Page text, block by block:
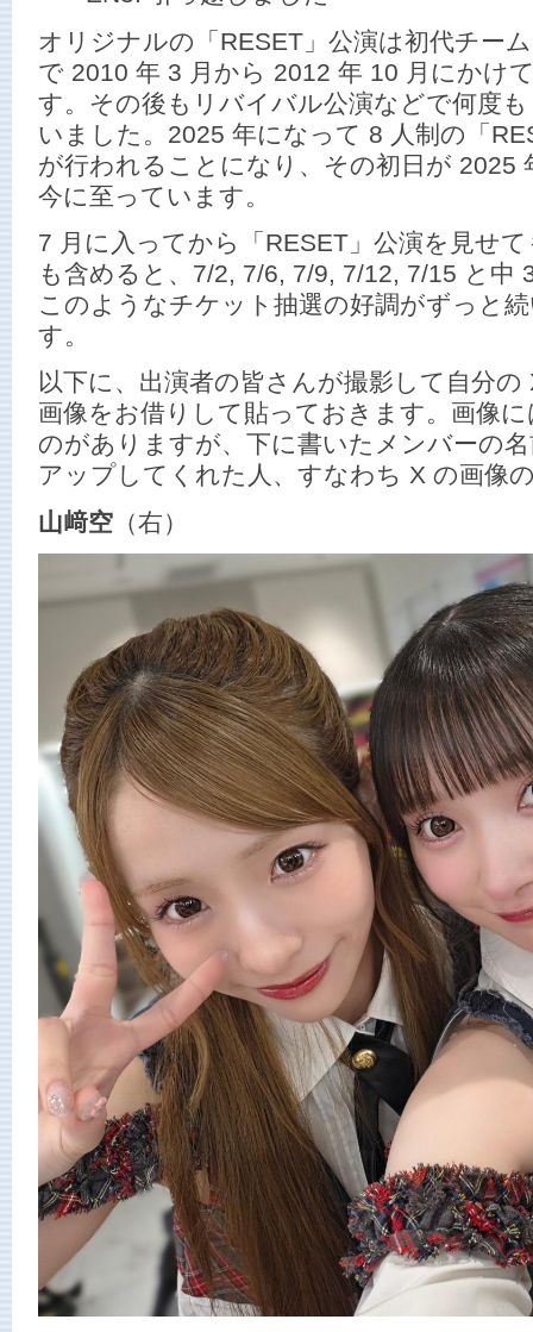
オリジナルの「RESET」公演は初代チー
で 2010 年 3 月から 2012 年 10 月にかけ
す。その後もリバイバル公演などで何度
いました。2025 年になって 8 人制の「
が行われることになり、その初日が 2025
今に至っています。
7 月に入ってから「RESET」公演を見せ
も含めると、7/2, 7/6, 7/9, 7/12, 7/15 と中
このようなチケット抽選の好調がずっと
す。
以下に、出演者の皆さんが撮影して自分
画像をお借りして貼っておきます。画像
のがありますが、下に書いたメンバーの
アップしてくれた人、すなわち X の画像
山﨑空 （右）